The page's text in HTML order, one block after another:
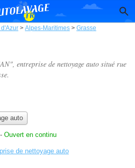
> Alpes-Maritimes > Grasse
entreprise de nettoyage auto situé rue
auto
- Ouvert en continu
de nettoyage auto